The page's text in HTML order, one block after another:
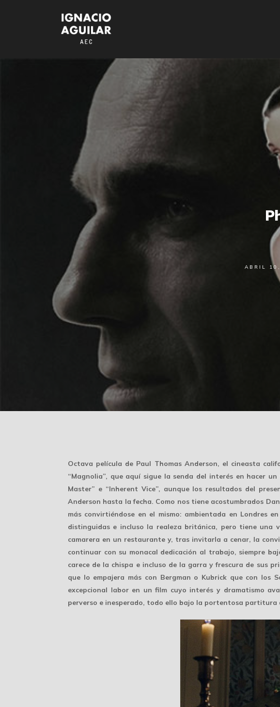
ABRIL
Octava película de Paul Thomas Anderson, el cineasta
“Magnolia”, que aquí sigue la senda del interés en hacer
Master” e “Inherent Vice”, aunque los resultados del
Anderson hasta la fecha. Como nos tiene acostumbrados
más convirtiéndose en el mismo: ambientada en Londres
distinguidas e incluso la realeza británica, pero tiene una
camarera en un restaurante y, tras invitarla a cenar, la
continuar con su monacal dedicación al trabajo, siempre
carece de la chispa e incluso de la garra y frescura de sus
que lo empajera más con Bergman o Kubrick que con los
excepcional labor en un film cuyo interés y dramatismo
perverso e inesperado, todo ello bajo la portentosa partitura